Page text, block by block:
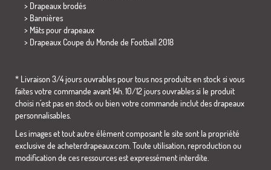
> Drapeaux brodés
> Bannières
> Mâts pour drapeaux
> Drapeaux Coupe du Monde de Football 2018
* Livraison 3/4 jours ouvrables pour tous nos produits en stock si vous
faites votre commande avant 14h. 10/12 jours ouvrables si le produit
choisi n´est pas en stock ou bien votre commande inclut des drapeaux
personnalisables.
Les images et tout autre élément composant le site sont la propriété
exclusive de acheterdrapeaux.com. Toute utilisation, reproduction ou
modification de ces ressources est expressément interdite.